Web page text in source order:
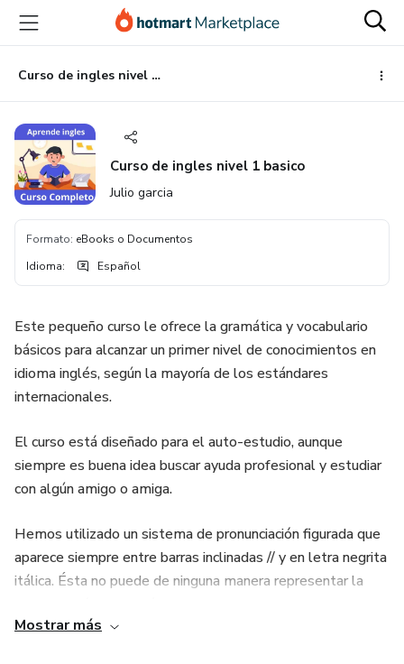
principal
página
de
página
Curso de ingles nivel 1 basico
Curso de ingles nivel 1 basico
Julio garcia
Formato: eBooks o Documentos
Idioma: Español
Este pequeño curso le ofrece la gramática y vocabulario
básicos para alcanzar un primer nivel de conocimientos en
idioma inglés, según la mayoría de los estándares
internacionales.
El curso está diseñado para el auto-estudio, aunque
siempre es buena idea buscar ayuda profesional y estudiar
con algún amigo o amiga.
Hemos utilizado un sistema de pronunciación figurada que
aparece siempre entre barras inclinadas // y en letra negrita
itálica. Ésta no puede de ninguna manera representar la
difiere mucho de la del español. Se trata sólo de una
Mostrar más